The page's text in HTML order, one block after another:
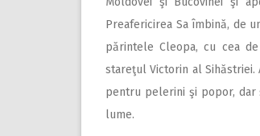
Preafericirea Sa îmbină, de
părintele Cleopa, cu cea
stareţul Victorin al Sihăstriei.
pentru pelerini şi popor, dar
lume.